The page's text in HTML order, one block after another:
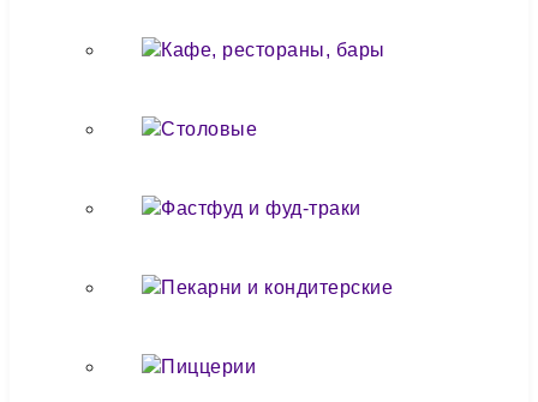
Кафе, рестораны, бары
Столовые
Фастфуд и фуд-траки
Пекарни и кондитерские
Пиццерии